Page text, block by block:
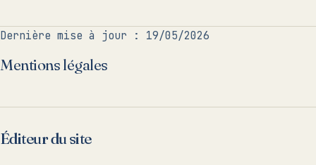
Dernière mise à jour : 19/05/2026
Mentions légales
Éditeur du site